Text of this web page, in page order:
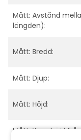
Mått: Avstånd
längden):
Mått: Bredd:
Mått: Djup:
Mått: Höjd:
Mått: Karmhöjd